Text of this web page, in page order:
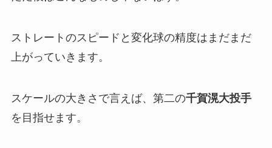
ストレートのスピードと変化球の精度はまだまだ
上がっていきます。
スケールの大きさで言えば、第二の千賀滉大投手
を目指せます。